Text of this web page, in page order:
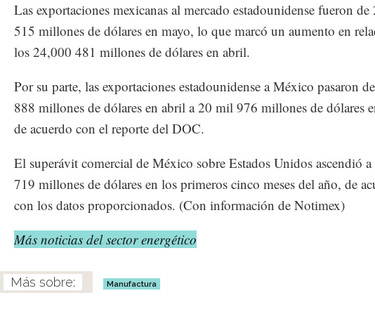
Las exportaciones mexicanas al mercado estadounidense fueron
515 millones de dólares en mayo, lo que marcó un aumento en
los 24,000 481 millones de dólares en abril.
Por su parte, las exportaciones estadounidense a México pasaron
888 millones de dólares en abril a 20 mil 976 millones de dólares
de acuerdo con el reporte del DOC.
El superávit comercial de México sobre Estados Unidos ascendió
719 millones de dólares en los primeros cinco meses del año, de
con los datos proporcionados. (Con información de Notimex)
Más noticias del sector energético
Manufactura